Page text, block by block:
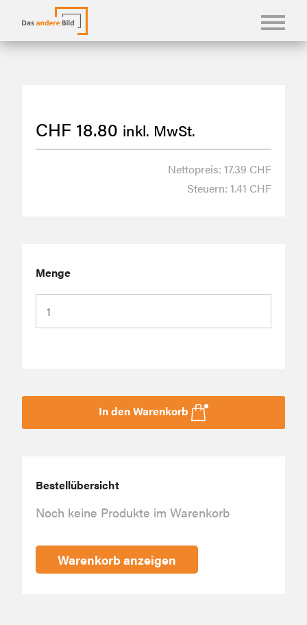
KASUALIEN & KARTEN
SHOP
CHF 18.80 inkl. MwSt.
Nettopreis: 17.39 CHF
Steuern: 1.41 CHF
Menge
In den Warenkorb
Bestellübersicht
Noch keine Produkte im Warenkorb
Warenkorb anzeigen